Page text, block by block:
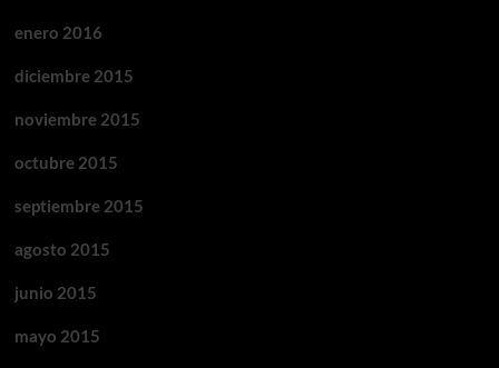
enero 2016
diciembre 2015
noviembre 2015
octubre 2015
septiembre 2015
agosto 2015
junio 2015
mayo 2015